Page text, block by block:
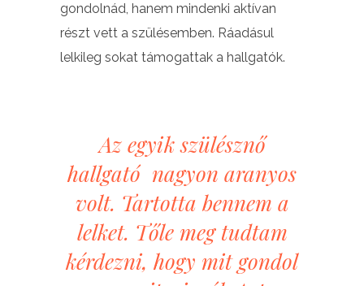
gondolnád, hanem mindenki aktívan
részt vett a szülésemben. Ráadásul
lelkileg sokat támogattak a hallgatók.
Az egyik szülésznő
hallgató nagyon aranyos
volt. Tartotta bennem a
lelket. Tőle meg tudtam
kérdezni, hogy mit gondol